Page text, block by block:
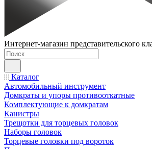
Интернет-магазин представительского
Каталог
Автомобильный инструмент
Домкраты и упоры противооткатные
Комплектующие к домкратам
Канистры
Трещотки для торцевых головок
Наборы головок
Торцевые головки под вороток